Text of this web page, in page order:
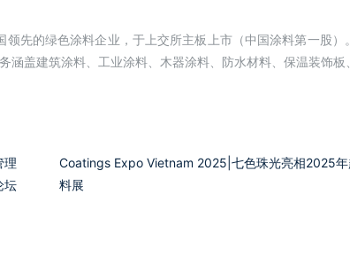
先的绿色涂料企业，于上交所主板上市（中国涂料第一股）
盖建筑涂料、工业涂料、木器涂料、防水材料、保温装饰板
理
坛
Coatings Expo Vietnam 2025|七色珠光亮相2025年
料展